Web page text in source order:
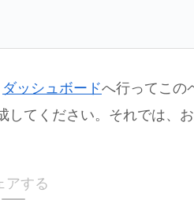
ダッシュボードへ行ってこの
てください。それでは、
アする